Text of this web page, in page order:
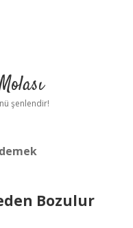
şenlendir!
Bozulur